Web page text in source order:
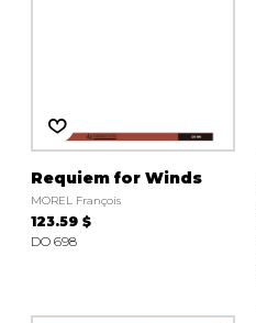
Requiem for Winds
MOREL François
123.59 $
DO 698